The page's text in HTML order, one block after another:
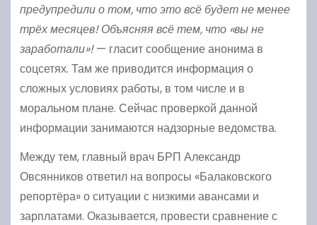
предупредили о том, что это всё будет не менее
трёх месяцев! Объясняя всё тем, что «вы не
заработали»!— гласит сообщение анонима в
соцсетях. Там же приводится информация о
сложных условиях работы, в том числе и в
моральном плане. Сейчас проверкой данной
информации занимаются надзорные ведомства.
Между тем, главный врач БРП Александр
Овсянников ответил на вопросы «Балаковского
репортёра» о ситуации с низкими авансами и
зарплатами. Оказывается, провести сравнение с